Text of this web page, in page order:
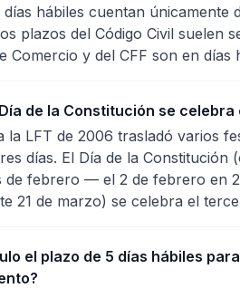
hábiles cuentan únicamente
plazos del Código Civil suelen
Comercio y del CFF son en días
de la Constitución se
la LFT de 2006 trasladó varios
días. El Día de la
de febrero — el 2 de febrero en
21 de marzo) se celebra el
el plazo de 5 días hábiles